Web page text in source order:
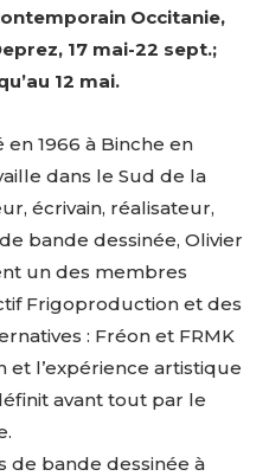
Occitanie,
17 mai-22 sept.;
12 mai.
1966 à Binche en
dans le Sud de la
écrivain, réalisateur,
bande dessinée, Olivier
un des membres
Frigoproduction et des
: Fréon et FRMK
et l’expérience artistique
avant tout par le
de bande dessinée à